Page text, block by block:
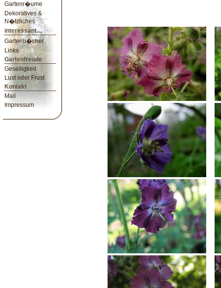
Gartenr�ume
Dekoratives &
N�tzliches
interessant....
Gartenb�cher
Links
Gartenfreude
Geselligkeit
Lust oder Frust
Kontakt
Mail
Impressum